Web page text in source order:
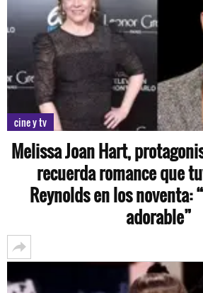
cine y tv
Melissa Joan Hart,
recuerda romance que
Reynolds en los noventa:
adorable”